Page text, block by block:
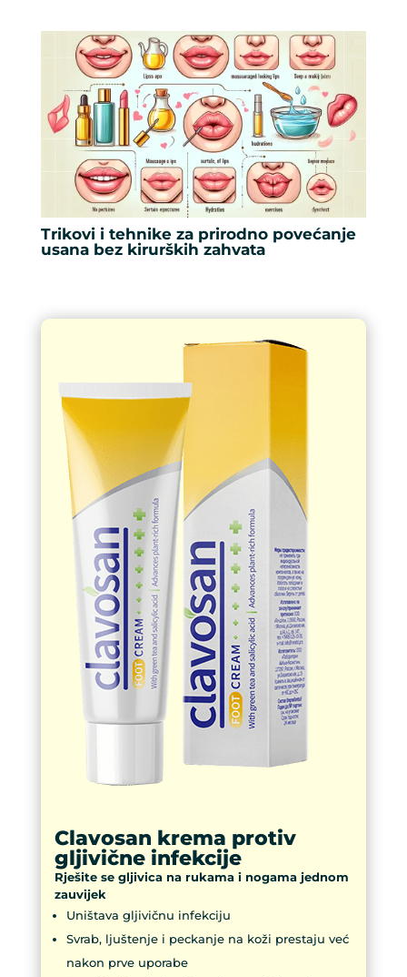
Trikovi i tehnike za prirodno povećanje
usana bez kirurških zahvata
Clavosan krema protiv
gljivične infekcije
Rješite se gljivica na rukama i nogama jednom
zauvijek
Uništava gljivičnu infekciju
Svrab, ljuštenje i peckanje na koži prestaju već
nakon prve uporabe